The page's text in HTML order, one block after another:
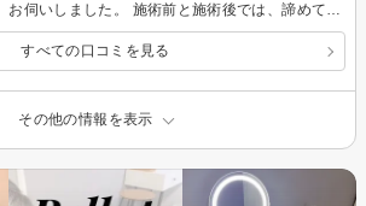
娘にBBLが良いと聞き、お伺いしました。 施術前と施術後では、諦めていたハリが出て顔全体が引き上がったのが分かって、とても嬉しかったです。BBLの効果に驚きました。 お店の方も、とても丁寧に対応してくださり、お話も色々聞いてくださり、安心してお願いできました。
すべての口コミを見る
その他の情報を表示